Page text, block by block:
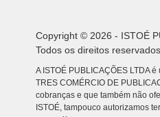
Copyright © 2026 - ISTOÉ
Todos os direitos reservados.
A ISTOÉ PUBLICAÇÕES LTDA
TRES COMÉRCIO DE
cobranças e que também não
ISTOÉ, tampouco autorizamos